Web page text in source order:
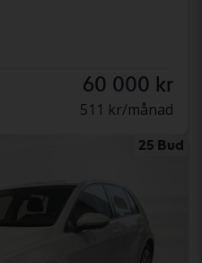
60 000 kr
511 kr/månad
25 Bud